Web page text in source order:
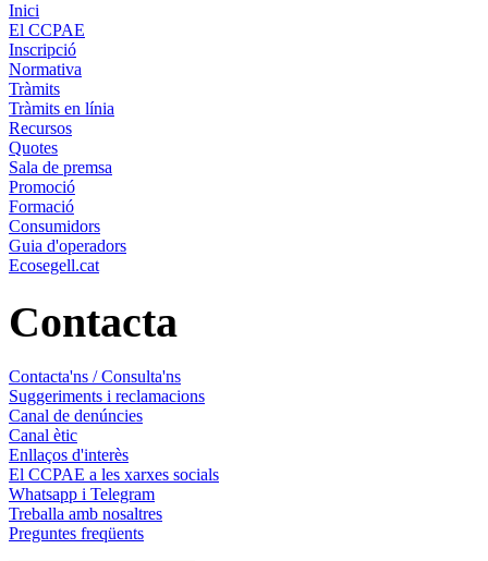
Inici
El CCPAE
Inscripció
Normativa
Tràmits
Tràmits en línia
Recursos
Quotes
Sala de premsa
Promoció
Formació
Consumidors
Guia d'operadors
Ecosegell.cat
Contacta
Contacta'ns / Consulta'ns
Suggeriments i reclamacions
Canal de denúncies
Canal ètic
Enllaços d'interès
El CCPAE a les xarxes socials
Whatsapp i Telegram
Treballa amb nosaltres
Preguntes freqüents